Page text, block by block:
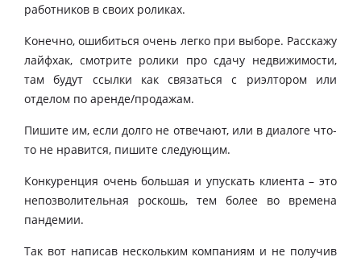
работников в своих роликах.
Конечно, ошибиться очень легко при выборе. Расскажу
лайфхак, смотрите ролики про сдачу недвижимости,
там будут ссылки как связаться с риэлтором или
отделом по аренде/продажам.
Пишите им, если долго не отвечают, или в диалоге что-
то не нравится, пишите следующим.
Конкуренция очень большая и упускать клиента – это
непозволительная роскошь, тем более во времена
пандемии.
Так вот написав нескольким компаниям и не получив